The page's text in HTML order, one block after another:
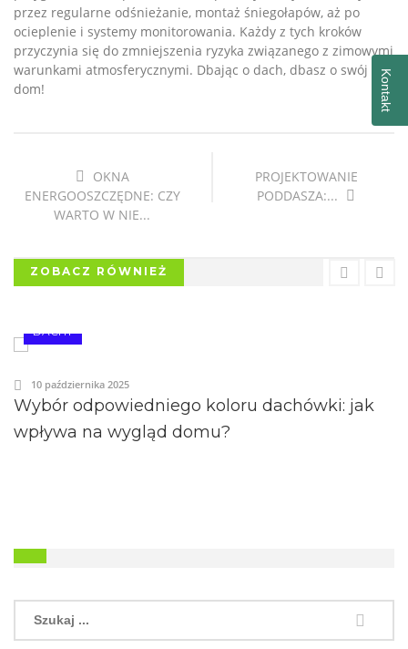
przez regularne odśnieżanie, montaż śniegołapów, aż po
ocieplenie i systemy monitorowania. Każdy z tych kroków
przyczynia się do zmniejszenia ryzyka związanego z zimowymi
warunkami atmosferycznymi. Dbając o dach, dbasz o swój
dom!
OKNA
ENERGOOSZCZĘDNE: CZY
WARTO W NIE...
PROJEKTOWANIE
PODDASZA:...
ZOBACZ RÓWNIEŻ
DACHY
Wybór odpowiedniego koloru dachówki: jak
wpływa na wygląd domu?
10 października 2025
Kontakt